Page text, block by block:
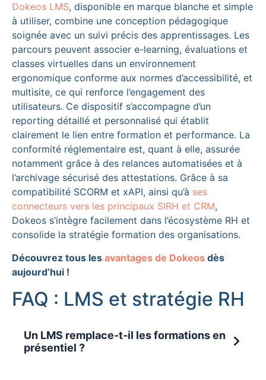
Dokeos LMS, disponible en marque blanche et simple
à utiliser, combine une conception pédagogique
soignée avec un suivi précis des apprentissages. Les
parcours peuvent associer e-learning, évaluations et
classes virtuelles dans un environnement
ergonomique conforme aux normes d’accessibilité, et
multisite, ce qui renforce l’engagement des
utilisateurs. Ce dispositif s’accompagne d’un
reporting détaillé et personnalisé qui établit
clairement le lien entre formation et performance. La
conformité réglementaire est, quant à elle, assurée
notamment grâce à des relances automatisées et à
l’archivage sécurisé des attestations. Grâce à sa
compatibilité SCORM et xAPI, ainsi qu’à ses
connecteurs vers les principaux SIRH et CRM,
Dokeos s’intègre facilement dans l’écosystème RH et
consolide la stratégie formation des organisations.
Découvrez tous les avantages de Dokeos dès
aujourd’hui !
FAQ : LMS et stratégie RH
Un LMS remplace-t-il les formations en
présentiel ?